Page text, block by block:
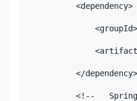
            <dependency>
            </dependency>
<!--